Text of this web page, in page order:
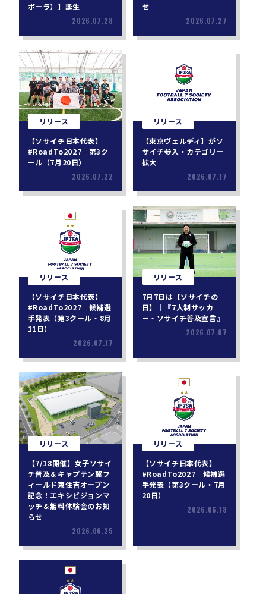
ボーラ）】誕生
2026.07.28
せ
2026.07.27
リリース
【ソサイチ日本代表】
#RoadTo2027｜第3ク
ール（7月20日）
2026.07.22
リリース
【東京ヴェルディ】がソ
サイチ参入・カテゴリー
拡大
2026.07.17
リリース
【ソサイチ日本代表】
#RoadTo2027｜候補選
手発表（第3クール・8月
11日）
2026.07.17
リリース
7月7日は【ソサイチの
日】｜『7人制サッカ
ー・ソサイチ普及宣言』
2026.07.07
リリース
【7/18開催】女子ソサイ
チ普及＆キャプテン翼フ
ィールド東住吉オープン
記念！エキシビジョンマ
ッチ＆無料体験会のお知
らせ
2026.06.25
リリース
【ソサイチ日本代表】
#RoadTo2027｜候補選
手発表（第3クール・7月
20日）
2026.06.18